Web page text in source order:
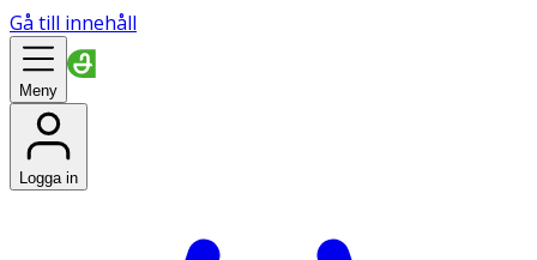
Gå till innehåll
Meny
Logga in